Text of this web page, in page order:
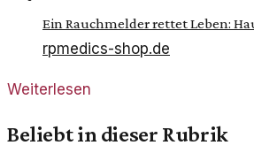
Ein Rauchmelder rettet Leben:
rpmedics-shop.de
Weiterlesen
Beliebt in dieser Rubrik